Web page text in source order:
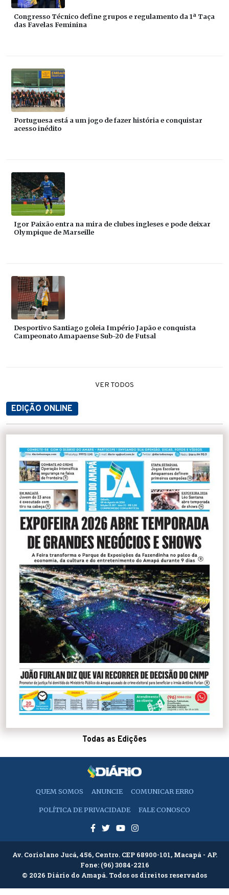
Congresso Técnico define grupos e regulamento da 1ª Taça
das Favelas Feminina
Portuguesa está a um jogo de fazer história e conquistar
acesso inédito
Igor Paixão entra na mira de clubes ingleses e pode deixar
Olympique de Marseille
Desportivo Santiago goleia Império Japão e conquista
Campeonato Amapaense Sub-20 de Futsal
VER TODOS
EDIÇÃO ONLINE
Todas as Edições
QUEM SOMOS ANUNCIE COMUNICAR ERRO
POLÍTICA DE PRIVACIDADE FALE CONOSCO
Av. Coriolano Jucá, 456, Centro. CEP 68900-101, Macapá - AP.
Fone: (96) 3084-2216
© 2026 Diário do Amapá. Todos os direitos reservados